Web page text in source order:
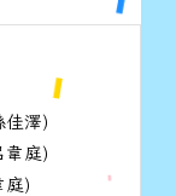
佳澤)
韋庭)
庭)